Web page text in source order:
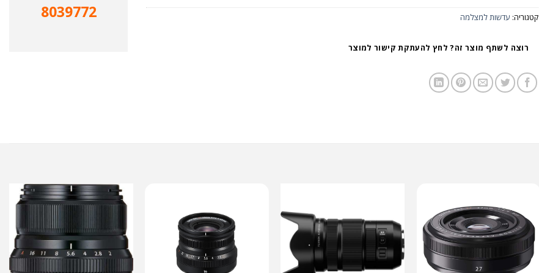
קטגוריה: עדשות למצלמה
רוצה לשתף מוצר זה? לחץ להעתקת קישור למוצר
8039772